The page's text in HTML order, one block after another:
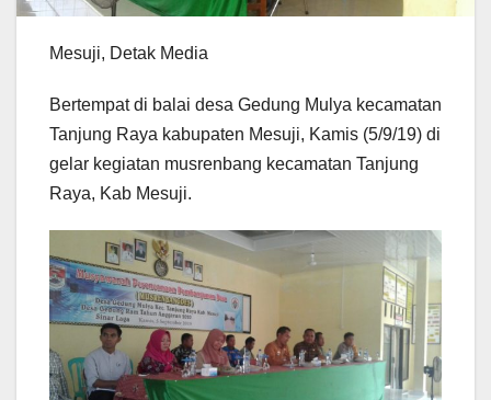
Mesuji, Detak Media
Bertempat di balai desa Gedung Mulya kecamatan
Tanjung Raya kabupaten Mesuji, Kamis (5/9/19) di
gelar kegiatan musrenbang kecamatan Tanjung
Raya, Kab Mesuji.